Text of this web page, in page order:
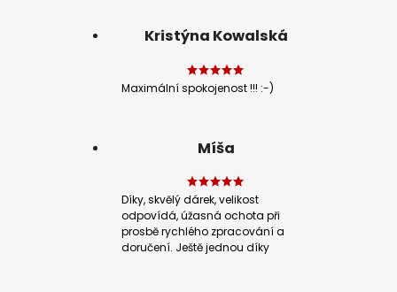
Kristýna Kowalská
Maximální spokojenost !!! :-)
Míša
Díky, skvělý dárek, velikost
odpovídá, úžasná ochota při
prosbě rychlého zpracování a
doručení. Ještě jednou díky